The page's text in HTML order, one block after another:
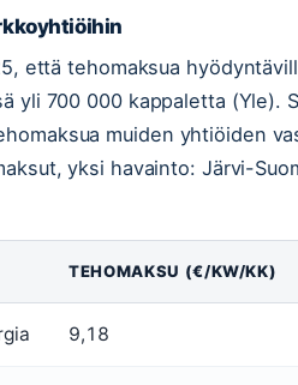
että tehomaksua
yli 700 000 kappaletta (Yle).
muiden yhtiöiden
yksi havainto: Järvi-
TEHOMAKSU (€/KW/KK)
9,18